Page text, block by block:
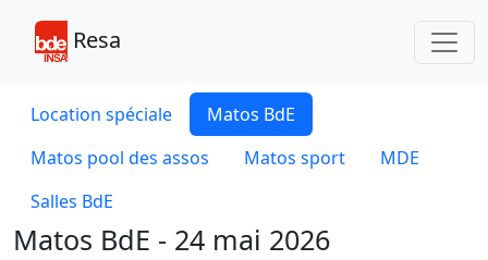
Resa
Location spéciale
Matos BdE
Matos pool des assos
Matos sport
MDE
Salles BdE
Matos BdE - 24 mai 2026